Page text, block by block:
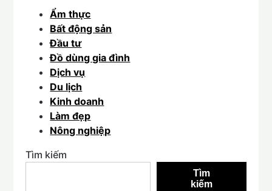
Ẩm thực
Bất động sản
Đầu tư
Đồ dùng gia đình
Dịch vụ
Du lịch
Kinh doanh
Làm đẹp
Nông nghiệp
Tìm kiếm
Tìm
kiếm